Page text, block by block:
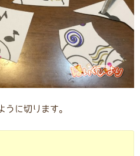
うに切ります。